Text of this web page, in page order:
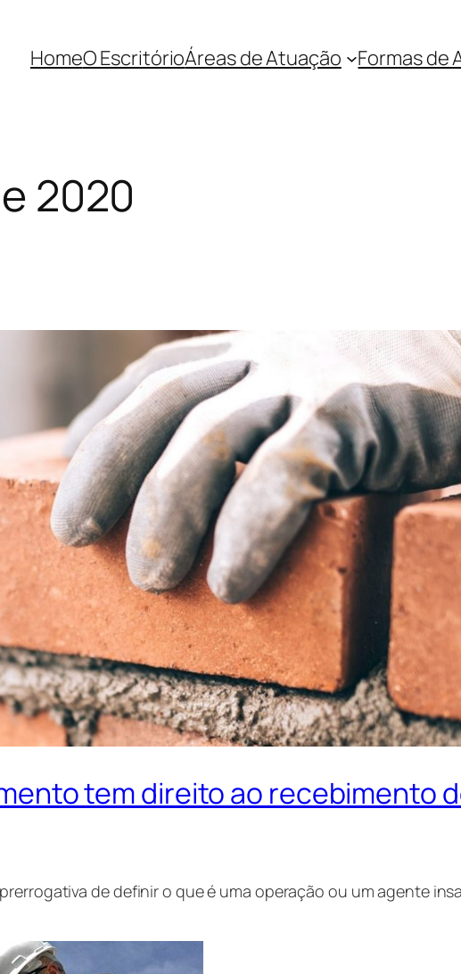
HomeO EscritórioÁreas de Atuação Formas de
2020
tem direito ao recebimento
de definir o que é uma operação ou um agente